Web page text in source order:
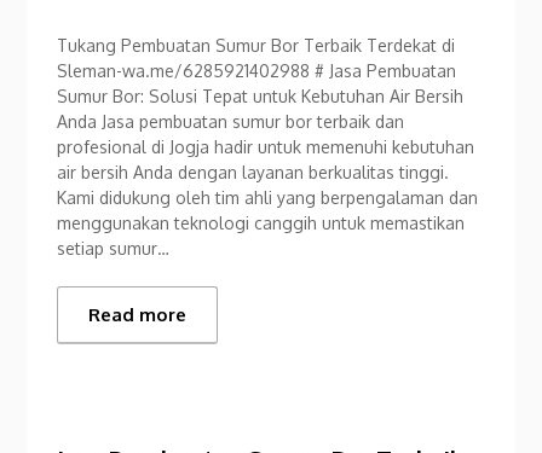
Tukang Pembuatan Sumur Bor Terbaik Terdekat di
Sleman-wa.me/6285921402988 # Jasa Pembuatan
Sumur Bor: Solusi Tepat untuk Kebutuhan Air Bersih
Anda Jasa pembuatan sumur bor terbaik dan
profesional di Jogja hadir untuk memenuhi kebutuhan
air bersih Anda dengan layanan berkualitas tinggi.
Kami didukung oleh tim ahli yang berpengalaman dan
menggunakan teknologi canggih untuk memastikan
setiap sumur…
Read more